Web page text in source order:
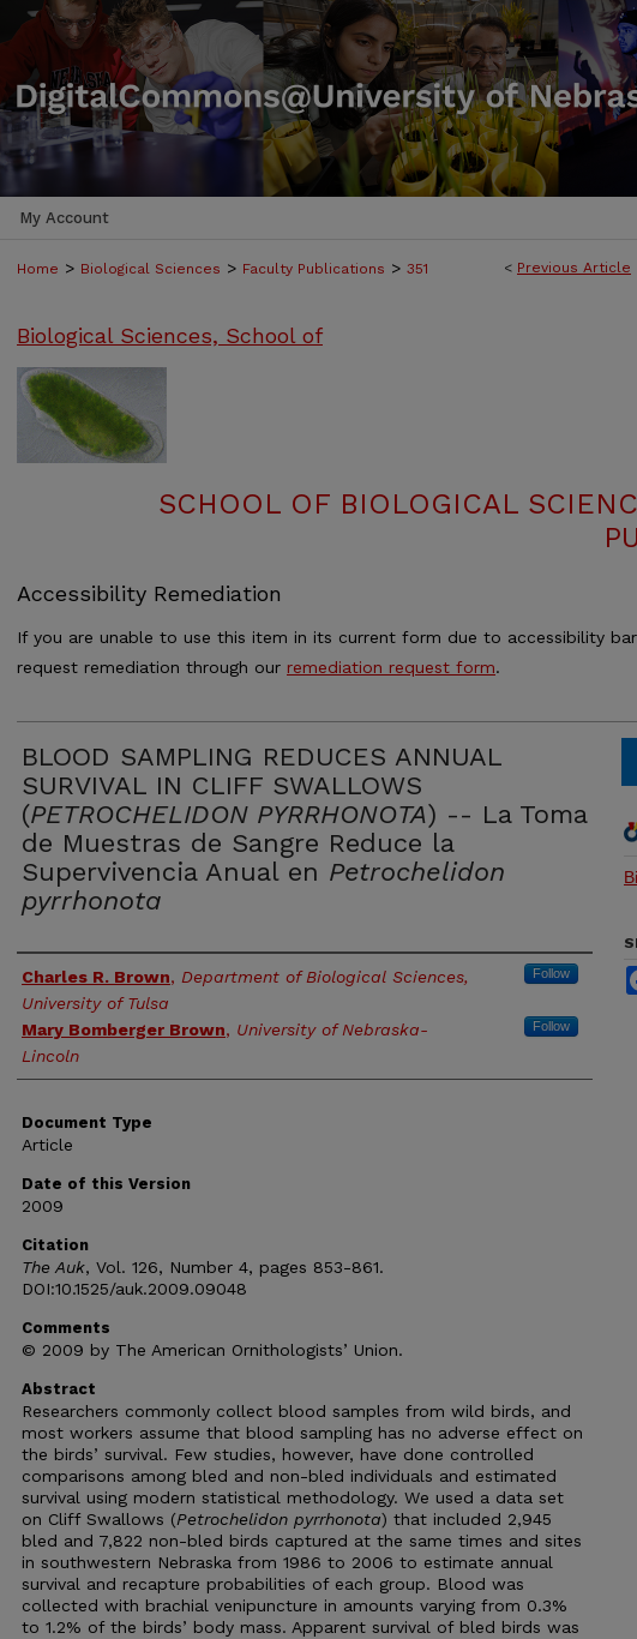
My Account
< Previous Article
Home > Biological Sciences > Faculty Publications > 351
Biological Sciences, School of
SCHOOL OF BIOLOGICAL
Accessibility Remediation
If you are unable to use this item in its current form due to accessibility
request remediation through our remediation request form.
BLOOD SAMPLING REDUCES ANNUAL
SURVIVAL IN CLIFF SWALLOWS
(PETROCHELIDON PYRRHONOTA) -- La Toma
de Muestras de Sangre Reduce la
Supervivencia Anual en Petrochelidon
pyrrhonota
Authors
Charles R. Brown, Department of Biological Sciences,
University of Tulsa
Follow
Mary Bomberger Brown, University of Nebraska-
Lincoln
Follow
Document Type
Article
Date of this Version
2009
Citation
The Auk, Vol. 126, Number 4, pages 853-861.
DOI:10.1525/auk.2009.09048
Comments
© 2009 by The American Ornithologists’ Union.
Abstract
Researchers commonly collect blood samples from wild birds, and
most workers assume that blood sampling has no adverse effect on
the birds’ survival. Few studies, however, have done controlled
comparisons among bled and non-bled individuals and estimated
survival using modern statistical methodology. We used a data set
on Cliff Swallows (Petrochelidon pyrrhonota) that included 2,945
bled and 7,822 non-bled birds captured at the same times and sites
in southwestern Nebraska from 1986 to 2006 to estimate annual
survival and recapture probabilities of each group. Blood was
collected with brachial venipuncture in amounts varying from 0.3%
to 1.2% of the birds’ body mass. Apparent survival of bled birds was